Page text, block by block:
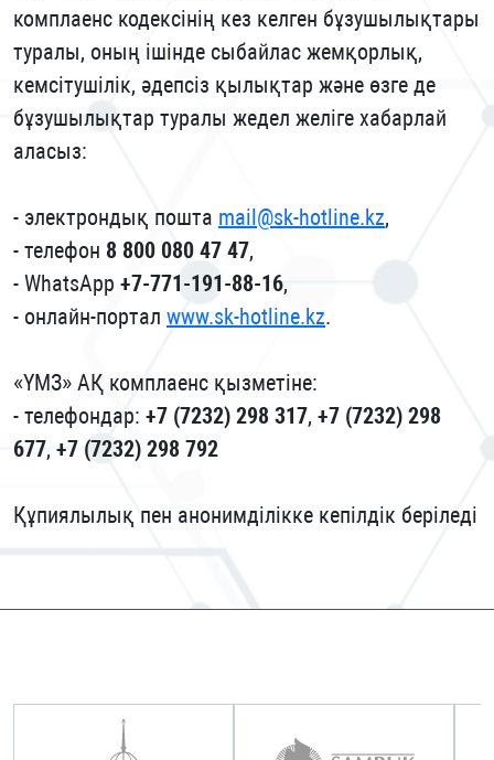
комплаенс кодексінің кез келген бұзушылықтары
туралы, оның ішінде сыбайлас жемқорлық,
кемсітушілік, әдепсіз қылықтар және өзге де
бұзушылықтар туралы жедел желіге хабарлай
аласыз:
- электрондық пошта mail@sk-hotline.kz,
- телефон 8 800 080 47 47,
- WhatsApp +7-771-191-88-16,
- онлайн-портал www.sk-hotline.kz.
«ҮМЗ» АҚ комплаенс қызметіне:
- телефондар: +7 (7232) 298 317, +7 (7232) 298
677, +7 (7232) 298 792
Құпиялылық пен анонимділікке кепілдік беріледі